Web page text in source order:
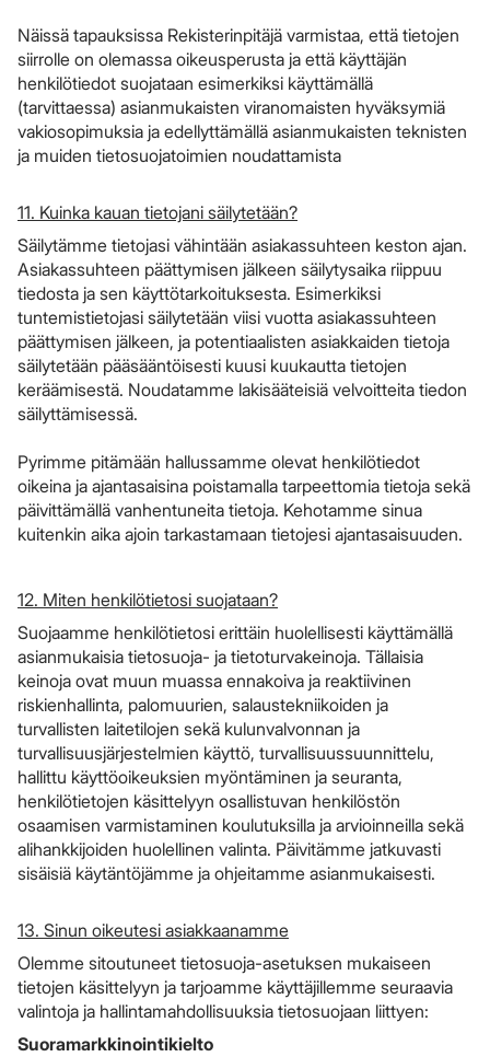
Näissä tapauksissa Rekisterinpitäjä varmistaa, että tietojen
siirrolle on olemassa oikeusperusta ja että käyttäjän
henkilötiedot suojataan esimerkiksi käyttämällä
(tarvittaessa) asianmukaisten viranomaisten hyväksymiä
vakiosopimuksia ja edellyttämällä asianmukaisten teknisten
ja muiden tietosuojatoimien noudattamista
11. Kuinka kauan tietojani säilytetään?
Säilytämme tietojasi vähintään asiakassuhteen keston ajan.
Asiakassuhteen päättymisen jälkeen säilytysaika riippuu
tiedosta ja sen käyttötarkoituksesta. Esimerkiksi
tuntemistietojasi säilytetään viisi vuotta asiakassuhteen
päättymisen jälkeen, ja potentiaalisten asiakkaiden tietoja
säilytetään pääsääntöisesti kuusi kuukautta tietojen
keräämisestä. Noudatamme lakisääteisiä velvoitteita tiedon
säilyttämisessä.
​​​​​​​Pyrimme pitämään hallussamme olevat henkilötiedot
oikeina ja ajantasaisina poistamalla tarpeettomia tietoja sekä
päivittämällä vanhentuneita tietoja. Kehotamme sinua
kuitenkin aika ajoin tarkastamaan tietojesi ajantasaisuuden.
12. Miten henkilötietosi suojataan?
Suojaamme henkilötietosi erittäin huolellisesti käyttämällä
asianmukaisia tietosuoja- ja tietoturvakeinoja. Tällaisia
keinoja ovat muun muassa ennakoiva ja reaktiivinen
riskienhallinta, palomuurien, salaustekniikoiden ja
turvallisten laitetilojen sekä kulunvalvonnan ja
turvallisuusjärjestelmien käyttö, turvallisuussuunnittelu,
hallittu käyttöoikeuksien myöntäminen ja seuranta,
henkilötietojen käsittelyyn osallistuvan henkilöstön
osaamisen varmistaminen koulutuksilla ja arvioinneilla sekä
alihankkijoiden huolellinen valinta. Päivitämme jatkuvasti
sisäisiä käytäntöjämme ja ohjeitamme asianmukaisesti.​​​​​​​
13. Sinun oikeutesi asiakkaanamme
Olemme sitoutuneet tietosuoja-asetuksen mukaiseen
tietojen käsittelyyn ja tarjoamme käyttäjillemme seuraavia
valintoja ja hallintamahdollisuuksia tietosuojaan liittyen:
Suoramarkkinointikielto